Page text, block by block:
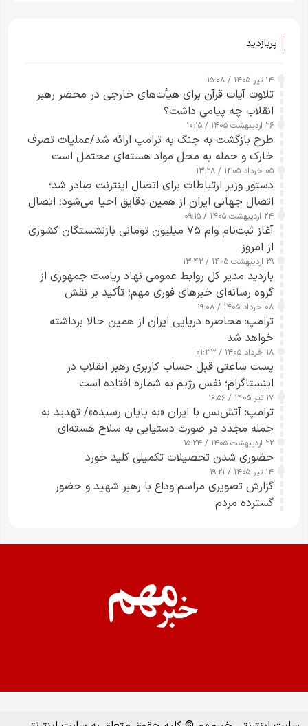
پربازدید
۱۴ تیر ۱۴۰۵ / ۱۵:۰۸
تلاوت آیات قرآن برای هیأت‌های خارجی در محضر رهبر
انقلاب چه پیامی داشت؟
۲۶ اردیبهشت ۱۴۰۵ / ۱۰:۱۵
طرح‌ بازگشت به جنگ به ترامپ ارائه شد/عملیات تصرف
خارک و حمله به محل مواد هسته‌ای محتمل است
۰۵ خرداد ۱۴۰۵ / ۱۳:۲۸
دستور وزیر ارتباطات برای اتصال اینترنت صادر شد؛
اتصال جهانی ایران از همین دقایق احیا می‌شود؛ اتصال
کامل مردم تا ۲۴ ساعت آینده
۲۴ اردیبهشت ۱۴۰۵ / ۰۹:۱۵
آغاز ثبت‌نام وام ۷۵ میلیون تومانی بازنشستگان کشوری
از امروز
۲۹ اردیبهشت ۱۴۰۵ / ۱۳:۴۲
بازدید مدیر کل روابط عمومی نهاد ریاست جمهوری از
گروه رسانه‌ای خبرهای فوری مهم؛ تأکید بر نقش
رسانه‌های هوشمند و مسئول در ارتقای آگاهی عمومی
۰۸ خرداد ۱۴۰۵ / ۱۹:۰۸
ترامپ: محاصره دریایی ایران از همین حالا برداشته
خواهد شد
۱۸ خرداد ۱۴۰۵ / ۰۱:۳۳
پست ساعتی قبل حساب کاربری رهبر انقلاب در
اینستاگرام؛ نفس رژیم به شماره افتاده است​
۱۷ تیر ۱۴۰۵ / ۱۶:۵۶
ترامپ: آتش‌بس با ایران «به پایان رسیده»/ تهدید به
حمله مجدد در صورت دستیابی به سلاح هسته‌ای
۲۲ اردیبهشت ۱۴۰۵ / ۱۵:۲۴
حضوری شدن تحصیلات تکمیلی کلید خورد
۱۴ تیر ۱۴۰۵ / ۱۹:۲۱
گزارش تصویری مراسم وداع با رهبر شهید و حضور
گسترده مردم